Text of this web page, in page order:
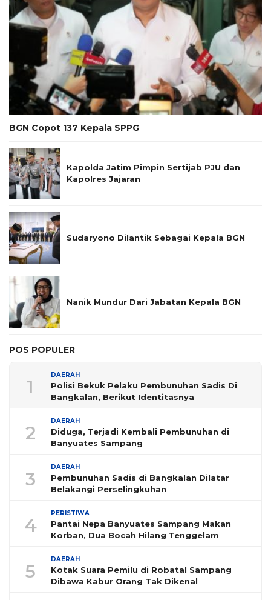
BGN Copot 137 Kepala SPPG
Kapolda Jatim Pimpin Sertijab PJU dan
Kapolres Jajaran
Sudaryono Dilantik Sebagai Kepala BGN
Nanik Mundur Dari Jabatan Kepala BGN
POS POPULER
1
DAERAH
Polisi Bekuk Pelaku Pembunuhan Sadis Di
Bangkalan, Berikut Identitasnya
2
DAERAH
Diduga, Terjadi Kembali Pembunuhan di
Banyuates Sampang
3
DAERAH
Pembunuhan Sadis di Bangkalan Dilatar
Belakangi Perselingkuhan
4
PERISTIWA
Pantai Nepa Banyuates Sampang Makan
Korban, Dua Bocah Hilang Tenggelam
5
DAERAH
Kotak Suara Pemilu di Robatal Sampang
Dibawa Kabur Orang Tak Dikenal